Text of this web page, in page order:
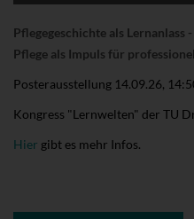
Pflegegeschichte als
Pflege als Impuls für
Posterausstellung 14.09.26,
Kongress "Lernwelten" der TU
Hier gibt es mehr Infos.